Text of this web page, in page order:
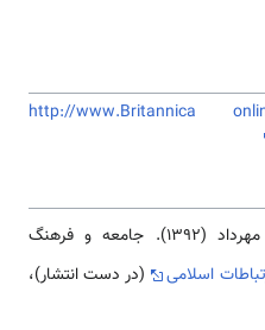
http://www.Britannica
و فرهنگ
اسلامی
(در دست انتشار)،